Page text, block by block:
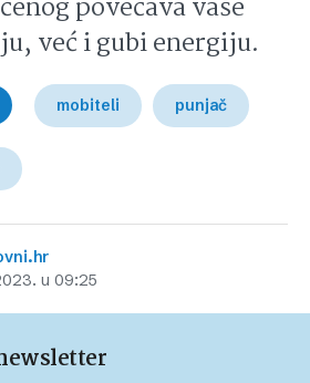
povećava vaše
već i gubi energiju.
mobiteli punjač
u 09:25